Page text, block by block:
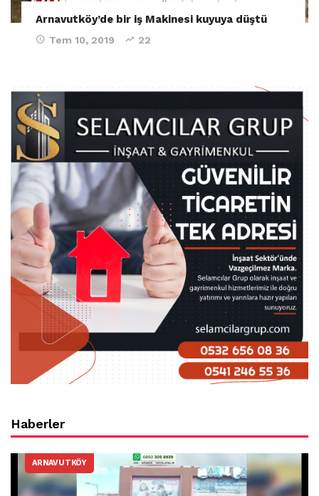
Arnavutköy’de bir iş Makinesi kuyuya düştü
Tem 10, 2019 22
Haberler
ARNAVUTKÖY